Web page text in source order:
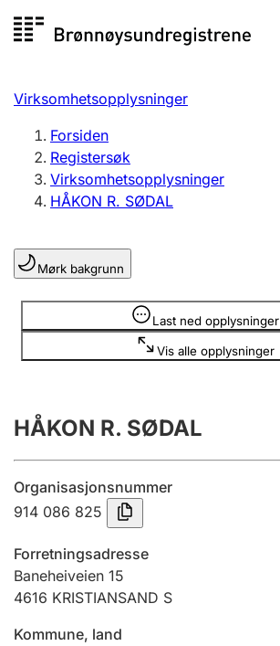
til
Registersøk
Aksjeselskap
Enkeltpersonforetak
Registrere, endre, slette
Lag og forening
Registrere, endre, slette
Årsregnskap
Innsending og forsinkelsesgebyr
Tinglysing
Jeger
Virksomhetsopplysninger
Forsiden
Registersøk
Virksomhetsopplysninger
HÅKON R. SØDAL
Mørk bakgrunn
Last ned opplysninger
Vis alle opplysninger
Opplysninger er skjult
HÅKON R. SØDAL
Organisasjonsnummer
914 086 825
Forretningsadresse
Baneheiveien 15
4616 KRISTIANSAND S
Kommune, land